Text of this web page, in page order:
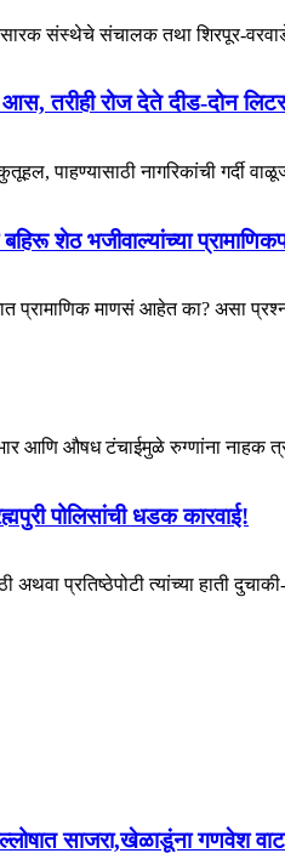
संस्थेचे संचालक तथा शिरपूर-
आस, तरीही रोज देते दीड-दोन
पाहण्यासाठी नागरिकांची गर्दी
शेठ भजीवाल्यांच्या
प्रामाणिक माणसं आहेत का? असा
आणि औषध टंचाईमुळे रुग्णांना
पोलिसांची धडक कारवाई!
प्रतिष्ठेपोटी त्यांच्या हाती
साजरा,खेळाडूंना गणवेश